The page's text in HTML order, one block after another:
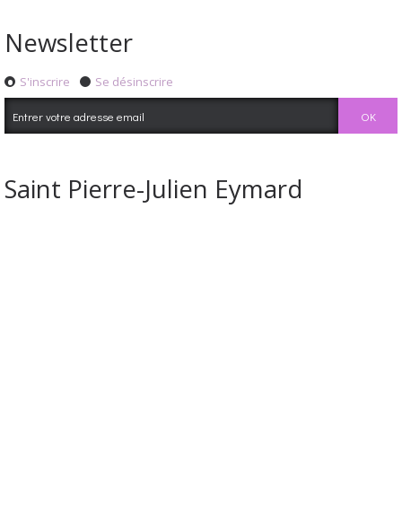
Newsletter
S'inscrire Se désinscrire
Saint Pierre-Julien Eymard